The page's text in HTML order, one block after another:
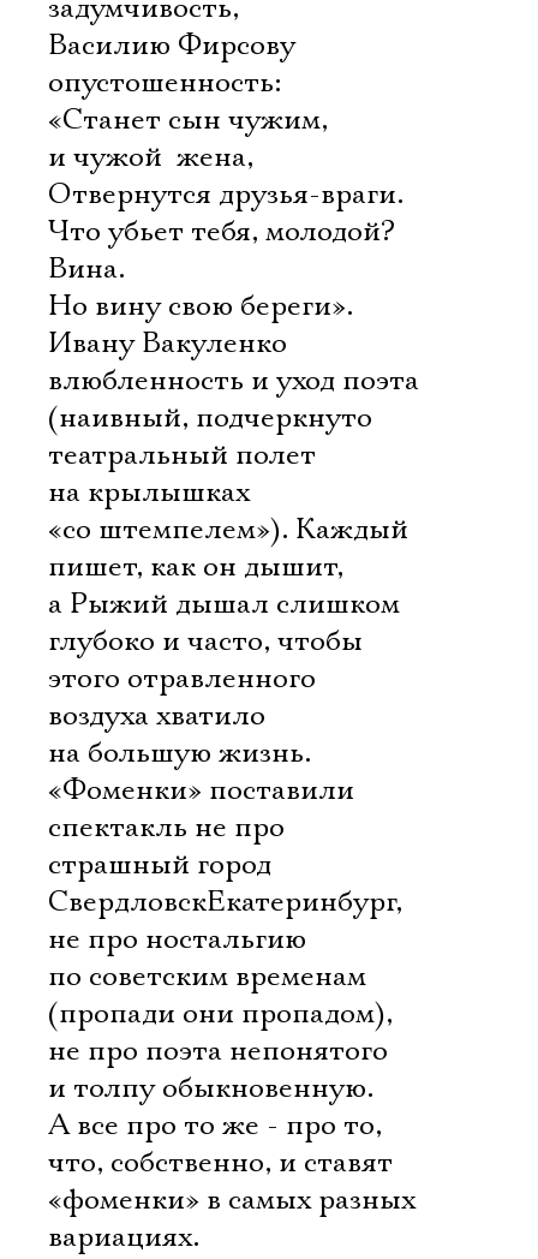
задумчивость,
Василию Фирсову 
опустошенность:
«Станет сын чужим,
и чужой  жена,
Отвернутся друзья-враги.
Что убьет тебя, молодой?
Вина.
Но вину свою береги».
Ивану Вакуленко 
влюбленность и уход поэта
(наивный, подчеркнуто
театральный полет
на крылышках
«со штемпелем»). Каждый
пишет, как он дышит,
а Рыжий дышал слишком
глубоко и часто, чтобы
этого отравленного
воздуха хватило
на большую жизнь.
«Фоменки» поставили
спектакль не про
страшный город
СвердловскЕкатеринбург,
не про ностальгию
по советским временам
(пропади они пропадом),
не про поэта непонятого
и толпу обыкновенную.
А все про то же - про то,
что, собственно, и ставят
«фоменки» в самых разных
вариациях.
Электропочта
Имя